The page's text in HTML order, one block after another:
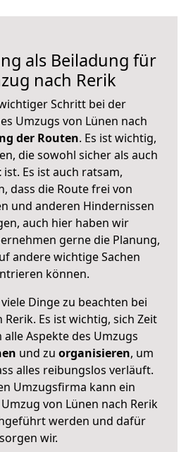
als Beiladung für
nach Rerik
Schritt bei der
Umzugs von Lünen nach
der Routen. Es ist wichtig,
die sowohl sicher als auch
ist. Es ist auch ratsam,
dass die Route frei von
und anderen Hindernissen
auch hier haben wir
gerne die Planung,
andere wichtige Sachen
können.
Dinge zu beachten bei
Es ist wichtig, sich Zeit
Aspekte des Umzugs
und zu organisieren, um
alles reibungslos verläuft.
Umzugsfirma kann ein
von Lünen nach Rerik
werden und dafür
sorgen wir.